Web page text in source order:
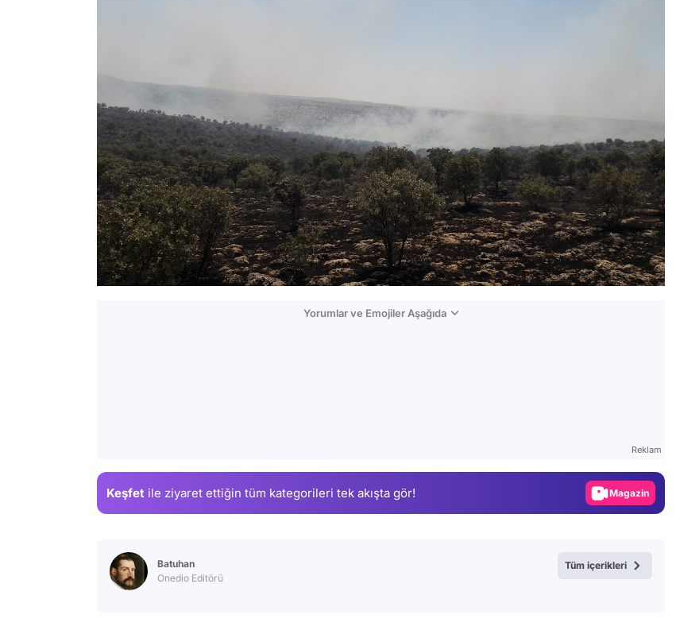
Yorumlar ve Emojiler Aşağıda
Reklam
Keşfet ile ziyaret ettiğin tüm kategorileri tek akışta gör! Magazin
Video
Batuhan
Onedio Editörü
Tüm içerikleri